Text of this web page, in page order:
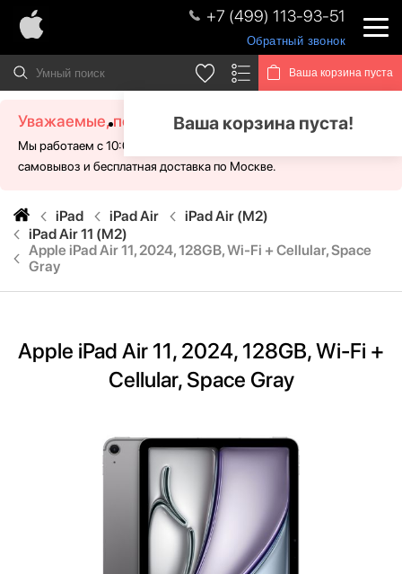
+7 (499) 113-93-51
Обратный звонок
Ваша корзина пуста
Ваша корзина пуста!
Уважаемые, посетители!
Мы работаем с 10:00 - 21:00 без выходных. Для Вас доступен
самовывоз и бесплатная доставка по Москве.
iPad iPad Air
iPad Air (M2)
iPad Air 11 (M2)
Apple iPad Air 11, 2024, 128GB, Wi-Fi + Cellular, Space
Gray
Apple iPad Air 11, 2024, 128GB, Wi-Fi +
Cellular, Space Gray